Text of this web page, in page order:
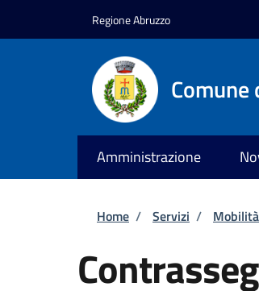
Regione Abruzzo
Amministrazione
Briciole di
Home / Servizi /